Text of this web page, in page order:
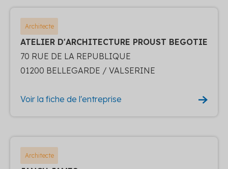
Architecte
ATELIER D'ARCHITECTURE PROUST BEGOTIE
70 RUE DE LA REPUBLIQUE
01200 BELLEGARDE / VALSERINE
Voir la fiche de l'entreprise
Architecte